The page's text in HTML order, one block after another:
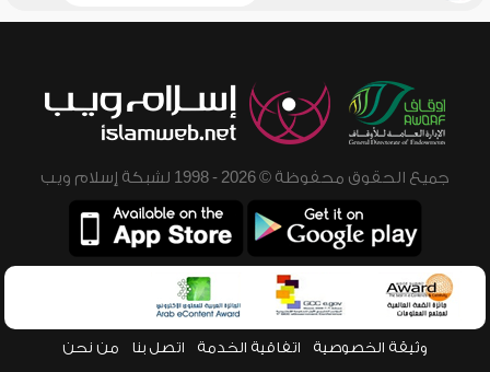
جميع الحقوق محفوظة © 2026 - 1998 لشبكة إسلام ويب
وثيقة الخصوصية اتفاقية الخدمة اتصل بنا من نحن